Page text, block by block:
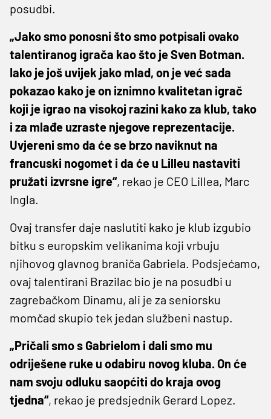
posudbi.
„Jako smo ponosni što smo potpisali ovako
talentiranog igrača kao što je Sven Botman.
Iako je još uvijek jako mlad, on je već sada
pokazao kako je on iznimno kvalitetan igrač
koji je igrao na visokoj razini kako za klub, tako
i za mlađe uzraste njegove reprezentacije.
Uvjereni smo da će se brzo naviknut na
francuski nogomet i da će u Lilleu nastaviti
pružati izvrsne igre“, rekao je CEO Lillea, Marc
Ingla.
Ovaj transfer daje naslutiti kako je klub izgubio
bitku s europskim velikanima koji vrbuju
njihovog glavnog braniča Gabriela. Podsjećamo,
ovaj talentirani Brazilac bio je na posudbi u
zagrebačkom Dinamu, ali je za seniorsku
momčad skupio tek jedan službeni nastup.
„Pričali smo s Gabrielom i dali smo mu
odriješene ruke u odabiru novog kluba. On će
nam svoju odluku saopćiti do kraja ovog
tjedna“, rekao je predsjednik Gerard Lopez.